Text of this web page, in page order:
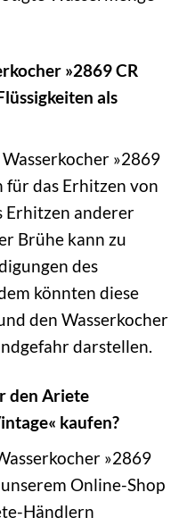
»2869 CR
als
»2869
für das Erhitzen von
Erhitzen anderer
Brühe kann zu
des
könnten diese
den Wasserkocher
darstellen.
den Ariete
kaufen?
»2869
Online-Shop
Händlern